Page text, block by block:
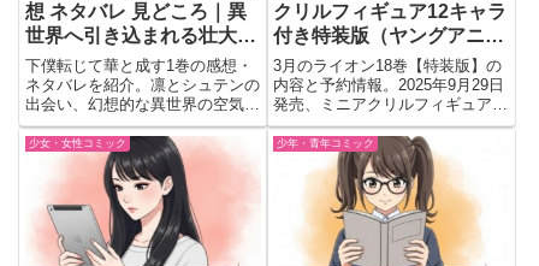
想 ネタバレ 見どころ｜異
世界へ引き込まれる壮大な
幕開け
下僕転じて華と成す1巻の感想・
ネタバレを紹介。凛とシュテンの
出会い、幻想的な異世界の空気
感、壮大な旅の始まりなど、読後
に印象へ残った見どころを会話形
式でまとめています。
クリルフィギュア12キャラ
付き特装版（ヤングアニマ
ルコミックス）発売日・予
約情報まとめ
3月のライオン18巻【特装版】の
内容と予約情報。2025年9月29日
発売、ミニアクリルフィギュア
12キャラ付きの豪華仕様や桐山
零・川本三姉妹などを紹介。
少女・女性コミック 少年・青年コミック